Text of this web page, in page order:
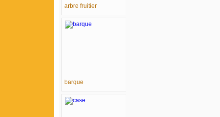
arbre fruitier
barque